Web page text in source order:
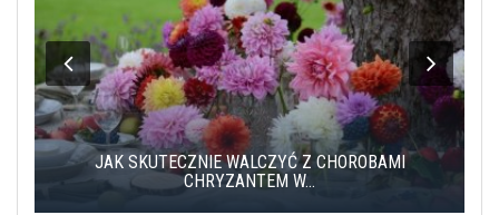
JAK SKUTECZNIE WALCZYĆ Z CHOROBAMI
CHRYZANTEM W...